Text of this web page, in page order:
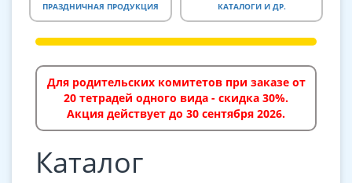
ПРАЗДНИЧНАЯ ПРОДУКЦИЯ КАТАЛОГИ И ДР.
Для родительских комитетов при заказе от
20 тетрадей одного вида - скидка 30%.
Акция действует до 30 сентября 2026.
Каталог